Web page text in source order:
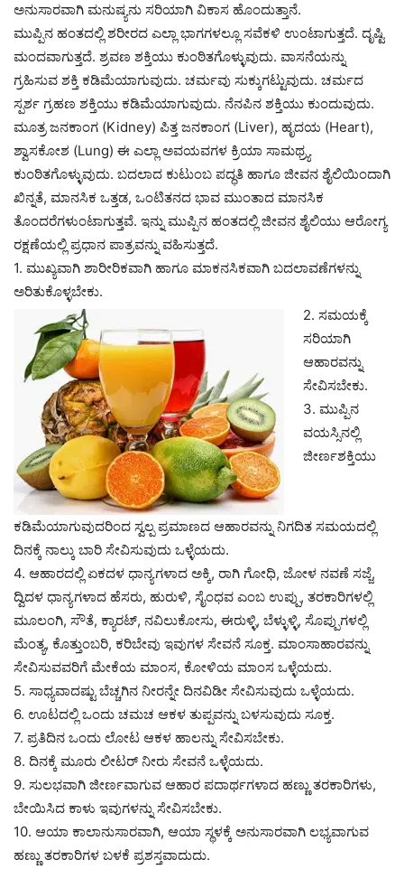
ಅನುಸಾರವಾಗಿ ಮನುಷ್ಯನು ಸರಿಯಾಗಿ ವಿಕಾಸ ಹೊಂದುತ್ತಾನೆ.
ಮುಪ್ಪಿನ ಹಂತದಲ್ಲಿ ಶರೀರದ ಎಲ್ಲಾ ಭಾಗಗಳಲ್ಲೂ ಸವೆಕಳಿ ಉಂಟಾಗುತ್ತದೆ. ದೃಷ್ಟಿ
ಮಂದವಾಗುತ್ತದೆ. ಶ್ರವಣ ಶಕ್ತಿಯು ಕುಂಠಿತಗೊಳ್ಳುವುದು. ವಾಸನೆಯನ್ನು
ಗ್ರಹಿಸುವ ಶಕ್ತಿ ಕಡಿಮೆಯಾಗುವುದು. ಚರ್ಮವು ಸುಕ್ಕುಗಟ್ಟುವುದು. ಚರ್ಮದ
ಸ್ಪರ್ಶ ಗ್ರಹಣ ಶಕ್ತಿಯು ಕಡಿಮೆಯಾಗುವುದು. ನೆನಪಿನ ಶಕ್ತಿಯು ಕುಂದುವುದು.
ಮೂತ್ರ ಜನಕಾಂಗ (Kidney) ಪಿತ್ತ ಜನಕಾಂಗ (Liver), ಹೃದಯ (Heart),
ಶ್ವಾಸಕೋಶ (Lung) ಈ ಎಲ್ಲಾ ಅವಯವಗಳ ಕ್ರಿಯಾ ಸಾಮಥ್ರ್ಯ
ಕುಂಠಿತಗೊಳ್ಳುವುದು. ಬದಲಾದ ಕುಟುಂಬ ಪದ್ಧತಿ ಹಾಗೂ ಜೀವನ ಶೈಲಿಯಿಂದಾಗಿ
ಖಿನ್ನತೆ, ಮಾನಸಿಕ ಒತ್ತಡ, ಒಂಟಿತನದ ಭಾವ ಮುಂತಾದ ಮಾನಸಿಕ
ತೊಂದರೆಗಳುಂಟಾಗುತ್ತವೆ. ಇನ್ನು ಮುಪ್ಪಿನ ಹಂತದಲ್ಲಿ ಜೀವನ ಶೈಲಿಯು ಆರೋಗ್ಯ
ರಕ್ಷಣೆಯಲ್ಲಿ ಪ್ರಧಾನ ಪಾತ್ರವನ್ನು ವಹಿಸುತ್ತದೆ.
1. ಮುಖ್ಯವಾಗಿ ಶಾರೀರಿಕವಾಗಿ ಹಾಗೂ ಮಾಕನಸಿಕವಾಗಿ ಬದಲಾವಣೆಗಳನ್ನು
ಅರಿತುಕೊಳ್ಳಬೇಕು.
2. ಸಮಯಕ್ಕೆ
ಸರಿಯಾಗಿ
ಆಹಾರವನ್ನು
ಸೇವಿಸಬೇಕು.
3. ಮುಪ್ಪಿನ
ವಯಸ್ಸಿನಲ್ಲಿ
ಜೀರ್ಣಶಕ್ತಿಯು
ಕಡಿಮೆಯಾಗುವುದರಿಂದ ಸ್ವಲ್ಪ ಪ್ರಮಾಣದ ಆಹಾರವನ್ನು ನಿಗದಿತ ಸಮಯದಲ್ಲಿ
ದಿನಕ್ಕೆ ನಾಲ್ಕು ಬಾರಿ ಸೇವಿಸುವುದು ಒಳ್ಳೆಯದು.
4. ಆಹಾರದಲ್ಲಿ ಏಕದಳ ಧಾನ್ಯಗಳಾದ ಅಕ್ಕಿ, ರಾಗಿ ಗೋಧಿ, ಜೋಳ ನವಣೆ ಸಜ್ಜೆ,
ದ್ವಿದಳ ಧಾನ್ಯಗಳಾದ ಹೆಸರು, ಹುರುಳಿ, ಸೈಂಧವ ಎಂಬ ಉಪ್ಪು, ತರಕಾರಿಗಳಲ್ಲಿ
ಮೂಲಂಗಿ, ಸೌತೆ, ಕ್ಯಾರಟ್, ನವಿಲುಕೋಸು, ಈರುಳ್ಳಿ, ಬೆಳ್ಳುಳ್ಳಿ, ಸೊಪ್ಪುಗಳಲ್ಲಿ
ಮೆಂತ್ಯ, ಕೊತ್ತುಂಬರಿ, ಕರಿಬೇವು ಇವುಗಳ ಸೇವನೆ ಸೂಕ್ತ. ಮಾಂಸಾಹಾರವನ್ನು
ಸೇವಿಸುವವರಿಗೆ ಮೇಕೆಯ ಮಾಂಸ, ಕೋಳಿಯ ಮಾಂಸ ಒಳ್ಳೆಯದು.
5. ಸಾಧ್ಯವಾದಷ್ಟು ಬೆಚ್ಚಗಿನ ನೀರನ್ನೇ ದಿನವಿಡೀ ಸೇವಿಸುವುದು ಒಳ್ಳೆಯದು.
6. ಊಟದಲ್ಲಿ ಒಂದು ಚಮಚ ಆಕಳ ತುಪ್ಪವನ್ನು ಬಳಸುವುದು ಸೂಕ್ತ.
7. ಪ್ರತಿದಿನ ಒಂದು ಲೋಟ ಆಕಳ ಹಾಲನ್ನು ಸೇವಿಸಬೇಕು.
8. ದಿನಕ್ಕೆ ಮೂರು ಲೀಟರ್ ನೀರು ಸೇವನೆ ಒಳ್ಳೆಯದು.
9. ಸುಲಭವಾಗಿ ಜೀರ್ಣವಾಗುವ ಆಹಾರ ಪದಾರ್ಥಗಳಾದ ಹಣ್ಣು ತರಕಾರಿಗಳು,
ಬೇಯಿಸಿದ ಕಾಳು ಇವುಗಳನ್ನು ಸೇವಿಸಬೇಕು.
10. ಆಯಾ ಕಾಲಾನುಸಾರವಾಗಿ, ಆಯಾ ಸ್ಥಳಕ್ಕೆ ಅನುಸಾರವಾಗಿ ಲಭ್ಯವಾಗುವ
ಹಣ್ಣು ತರಕಾರಿಗಳ ಬಳಕೆ ಪ್ರಶಸ್ತವಾದುದು.